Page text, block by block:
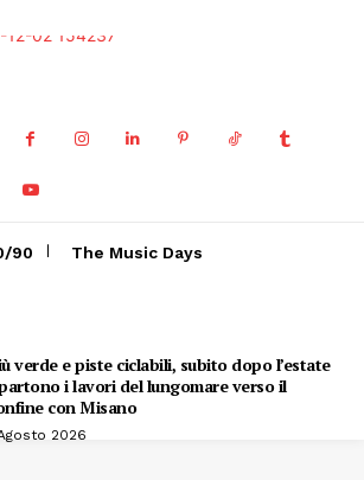
90 The Music Days
verde e piste ciclabili, subito dopo l’estate
i lavori del lungomare verso il
con Misano
2026